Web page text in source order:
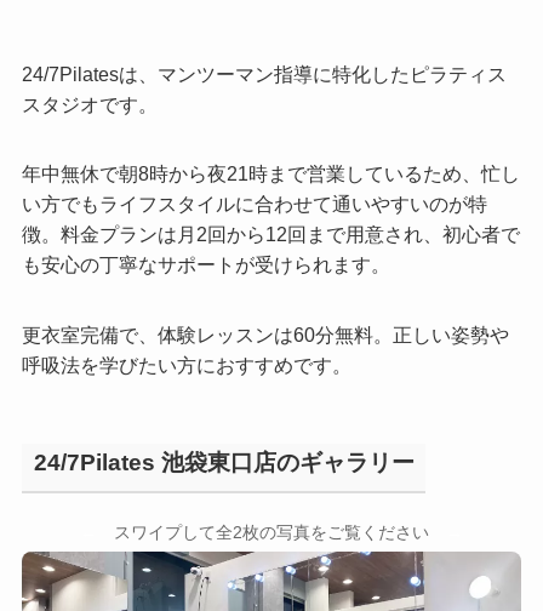
24/7Pilatesは、マンツーマン指導に特化したピラティス
スタジオです。
年中無休で朝8時から夜21時まで営業しているため、忙し
い方でもライフスタイルに合わせて通いやすいのが特
徴。料金プランは月2回から12回まで用意され、初心者で
も安心の丁寧なサポートが受けられます。
更衣室完備で、体験レッスンは60分無料。正しい姿勢や
呼吸法を学びたい方におすすめです。
24/7Pilates 池袋東口店のギャラリー
スワイプして全2枚の写真をご覧ください